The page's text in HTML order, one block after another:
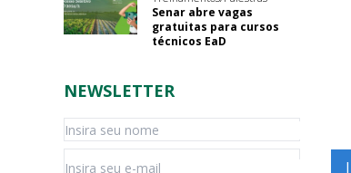
Senar abre vagas
gratuitas para cursos
técnicos EaD
NEWSLETTER